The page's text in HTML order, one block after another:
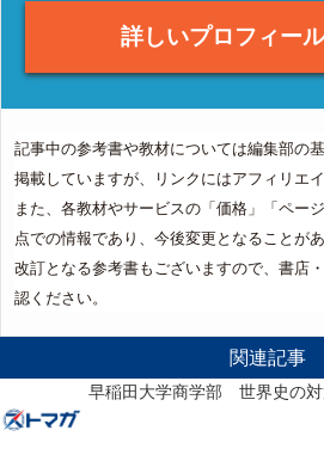
詳しいプロフィー
記事中の参考書や教材については編集部の
掲載していますが、リンクにはアフィリエ
また、各教材やサービスの「価格」「ペー
点での情報であり、今後変更となることが
改訂となる参考書もございますので、書店
認ください。
関連記事
早稲田大学商学部 世界史の